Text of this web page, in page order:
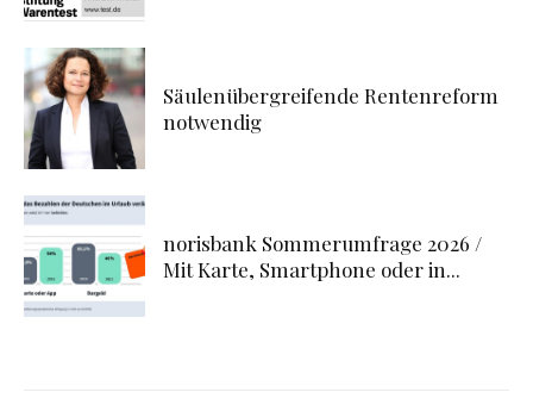
Säulenübergreifende Rentenreform
notwendig
norisbank Sommerumfrage 2026 /
Mit Karte, Smartphone oder in...